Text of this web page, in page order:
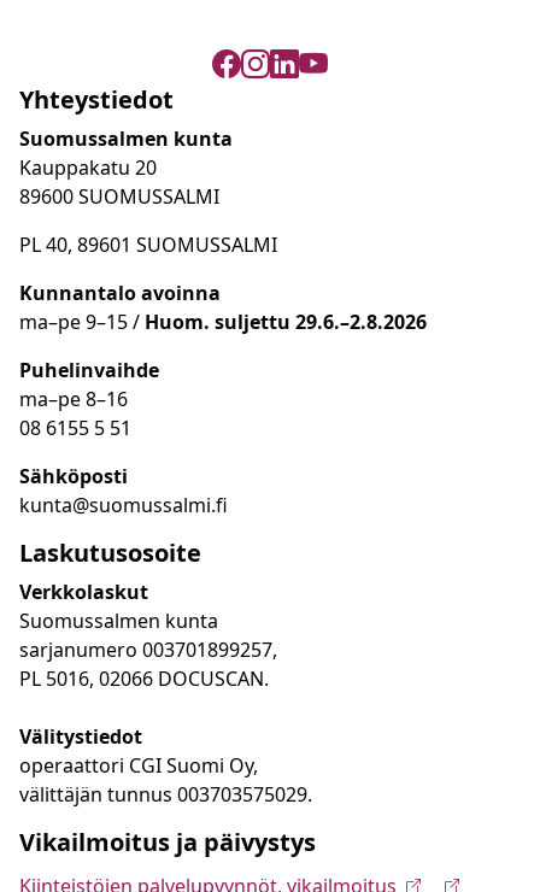
Yhteystiedot
Suomussalmen kunta
Kauppakatu 20
89600 SUOMUSSALMI
PL 40, 89601 SUOMUSSALMI
Kunnantalo avoinna
ma–pe 9–15 / Huom. suljettu 29.6.–2.8.2026
Puhelinvaihde
ma–pe 8–16
08 6155 5 51
Sähköposti
kunta@suomussalmi.fi
Laskutusosoite
Verkkolaskut
Suomussalmen kunta
sarjanumero 003701899257,
PL 5016, 02066 DOCUSCAN.
Välitystiedot
operaattori CGI Suomi Oy,
välittäjän tunnus 003703575029.
Vikailmoitus ja päivystys
Kiinteistöjen palvelupyynnöt, vikailmoitus